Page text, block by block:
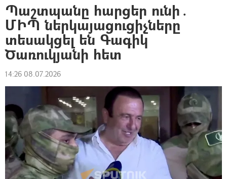
Պաշտպանը հարցեր ունի․
ՄԻՊ ներկայացուցիչները
տեսակցել են Գագիկ
Ծառուկյանի հետ
14:26 08.07.2026